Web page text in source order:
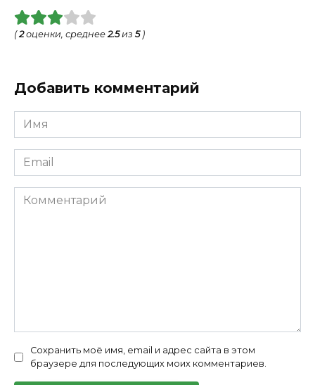
(2оценки, среднее2.5из 5)
Добавить комментарий
Имя
*
Email
*
Комментарий
Сохранить моё имя, email и адрес сайта в этом
браузере для последующих моих комментариев.